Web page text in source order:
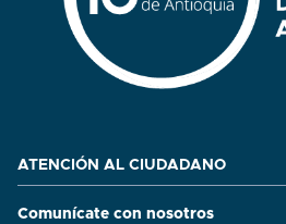
ATENCIÓN AL CIUDADANO
Comunícate con nosotros